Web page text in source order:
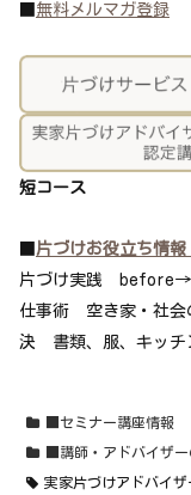
無料メルマガ登録
短コース
片づけお役立ち情
片づけ実践
仕事術 空き家・社会
決 書類、服、キッチ
■セミナー講座情報
■講師・アドバイザ
実家片づけアドバイザ